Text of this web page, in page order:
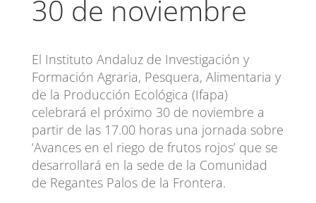
30 de noviembre
El Instituto Andaluz de Investigación y
Formación Agraria, Pesquera, Alimentaria y
de la Producción Ecológica (Ifapa)
celebrará el próximo 30 de noviembre a
partir de las 17.00 horas una jornada sobre
‘Avances en el riego de frutos rojos’ que se
desarrollará en la sede de la Comunidad
de Regantes Palos de la Frontera.